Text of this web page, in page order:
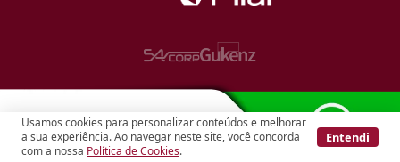
Usamos cookies para personalizar conteúdos e melhorar
a sua experiência. Ao navegar neste site, você concorda
com a nossa Política de Cookies.
Entendi